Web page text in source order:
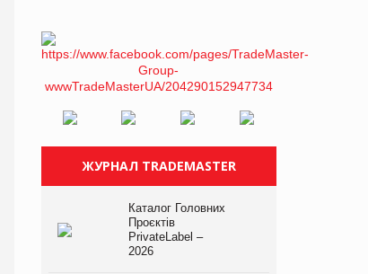
ЖУРНАЛ TRADEMASTER
Каталог Головних
Проєктів
PrivateLabel –
2026